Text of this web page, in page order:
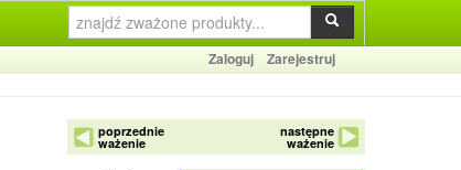
Zaloguj
Zarejestruj
poprzednie
ważenie
następne
ważenie